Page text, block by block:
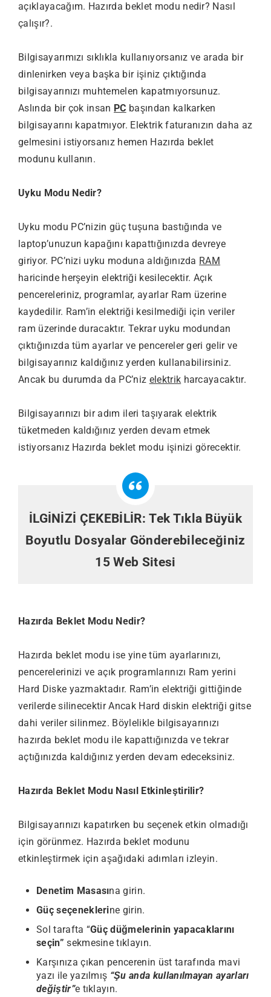
açıklayacağım. Hazırda beklet modu nedir? Nasıl
çalışır?.
Bilgisayarımızı sıklıkla kullanıyorsanız ve arada bir
dinlenirken veya başka bir işiniz çıktığında
bilgisayarınızı muhtemelen kapatmıyorsunuz.
Aslında bir çok insan PC başından kalkarken
bilgisayarını kapatmıyor. Elektrik faturanızın daha az
gelmesini istiyorsanız hemen Hazırda beklet
modunu kullanın.
Uyku Modu Nedir?
Uyku modu PC’nizin güç tuşuna bastığında ve
laptop’unuzun kapağını kapattığınızda devreye
giriyor. PC’nizi uyku moduna aldığınızda RAM
haricinde herşeyin elektriği kesilecektir. Açık
pencereleriniz, programlar, ayarlar Ram üzerine
kaydedilir. Ram’in elektriği kesilmediği için veriler
ram üzerinde duracaktır. Tekrar uyku modundan
çıktığınızda tüm ayarlar ve pencereler geri gelir ve
bilgisayarınız kaldığınız yerden kullanabilirsiniz.
Ancak bu durumda da PC’niz elektrik harcayacaktır.
Bilgisayarınızı bir adım ileri taşıyarak elektrik
tüketmeden kaldığınız yerden devam etmek
istiyorsanız Hazırda beklet modu işinizi görecektir.
İLGİNİZİ ÇEKEBİLİR:Tek Tıkla Büyük
Boyutlu Dosyalar Gönderebileceğiniz
15 Web Sitesi
Hazırda Beklet Modu Nedir?
Hazırda beklet modu ise yine tüm ayarlarınızı,
pencerelerinizi ve açık programlarınızı Ram yerini
Hard Diske yazmaktadır. Ram’in elektriği gittiğinde
verilerde silinecektir Ancak Hard diskin elektriği gitse
dahi veriler silinmez. Böylelikle bilgisayarınızı
hazırda beklet modu ile kapattığınızda ve tekrar
açtığınızda kaldığınız yerden devam edeceksiniz.
Hazırda Beklet Modu Nasıl Etkinleştirilir?
Bilgisayarınızı kapatırken bu seçenek etkin olmadığı
için görünmez. Hazırda beklet modunu
etkinleştirmek için aşağıdaki adımları izleyin.
Denetim Masasına girin.
Güç seçeneklerine girin.
Sol tarafta “Güç düğmelerinin yapacaklarını
seçin” sekmesine tıklayın.
Karşınıza çıkan pencerenin üst tarafında mavi
yazı ile yazılmış “Şu anda kullanılmayan ayarları
değiştir”e tıklayın.